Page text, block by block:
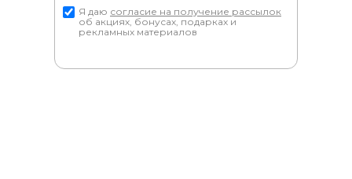
Я даю согласие на получение рассылок
об акциях, бонусах, подарках и
рекламных материалов